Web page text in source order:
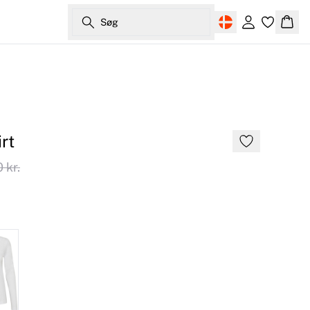
Søg
Log ind Kurv
kr.